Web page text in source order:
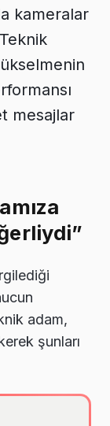
kameralar
mesajlar
adam,
şunları